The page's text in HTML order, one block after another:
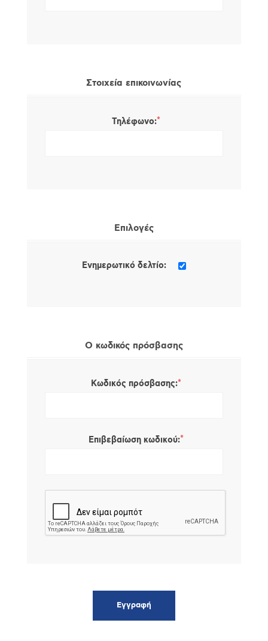
Στοιχεία επικοινωνίας
Τηλέφωνο:*
Επιλογές
Ενημερωτικό δελτίο:
Ο κωδικός πρόσβασης
Κωδικός πρόσβασης:*
Επιβεβαίωση κωδικού:*